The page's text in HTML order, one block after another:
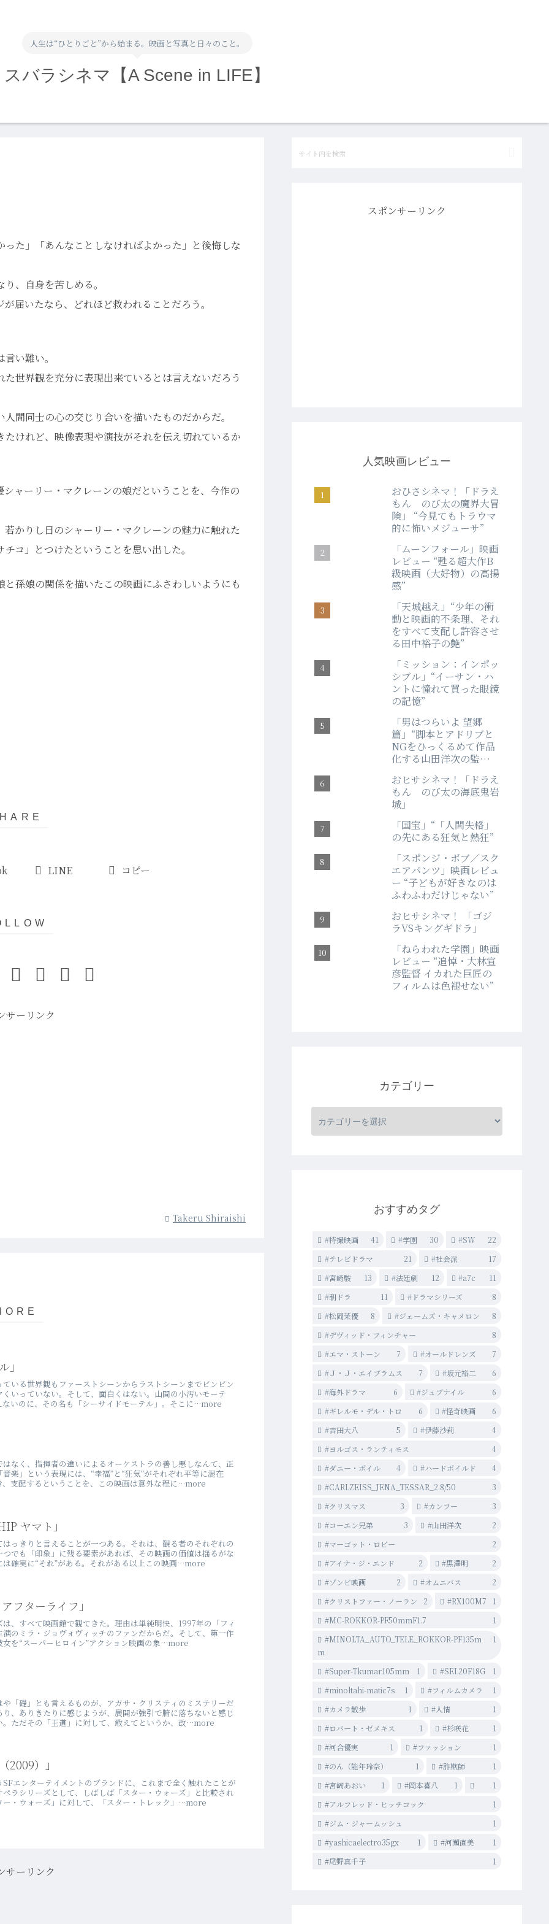
人生は“ひとりごと”から始まる。映画と写真と日々のこと。
スバラシネマ【A Scene in LIFE】
た」「あんなことしなければよかった」と後悔しな
、自身を苦しめる。
届いたなら、どれほど救われることだろう。
い難い。
世界観を充分に表現出来ているとは言えないだろう
間同士の心の交じり合いを描いたものだからだ。
けれど、映像表現や演技がそれを伝え切れているか
ャーリー・マクレーンの娘だということを、今作の
かりし日のシャーリー・マクレーンの魅力に触れた
コ」とつけたということを思い出した。
孫娘の関係を描いたこの映画にふさわしいようにも
LINE コピー
サーリンク
Takeru Shiraishi
」
いる世界観もファーストシーンからラストシーンまでビンビン
いっていない。そして、面白くはない。山間の小汚いモーテ
ないのに、その名も「シーサイドモーテル」。そこに…more
はなく、指揮者の違いによるオーケストラの善し悪しなんて、正
楽」という表現には、“幸福”と“狂気”がそれぞれ平等に混在
、支配するということを、この映画は意外な程に…more
ヤマト」
っきりと言えることが一つある。それは、観る者のそれぞれの
でも「印象」に残る要素があれば、その映画の価値は揺るがな
は確実に“それ”がある。それがある以上この映画…more
フターライフ」
は、すべて映画館で観てきた。理由は単純明快、1997年の「フィ
のミラ・ジョヴォヴィッチのファンだからだ。そして、第一作
女を“スーパーヒロイン”アクション映画の象…more
「礎」とも言えるものが、アガサ・クリスティのミステリーだ
、ありきたりに感じようが、展開が強引で腑に落ちないと感じ
。ただその「王道」に対して、敢えてというか、改…more
2009）」
SFエンターテイメントのブランドに、これまで全く触れたことが
ラシリーズとして、しばしば「スター・ウォーズ」と比較され
ー・ウォーズ」に対して、「スター・トレック」…more
サーリンク
スポンサーリンク
人気映画レビュー
おひさシネマ！「ドラえ
もん のび太の魔界大冒
険」 “今見てもトラウマ
的に怖いメジューサ”
「ムーンフォール」映画
レビュー “甦る超大作B
級映画（大好物）の高揚
感”
「天城越え」“少年の衝
動と映画的不条理、それ
をすべて支配し許容させ
る田中裕子の艶”
「ミッション：インポッ
シブル」“イーサン・ハ
ントに憧れて買った眼鏡
の記憶”
「男はつらいよ 望郷
篇」“脚本とアドリブと
NGをひっくるめて作品
化する山田洋次の監督
おヒサシネマ！「ドラえ
もん のび太の海底鬼岩
城」
「国宝」“「人間失格」
の先にある狂気と熱狂”
「スポンジ・ボブ／スク
エアパンツ」映画レビュ
ー “子どもが好きなのは
ふわふわだけじゃない”
おヒサシネマ！ 「ゴジ
ラVSキングギドラ」
「ねらわれた学園」映画
レビュー “追悼・大林宣
彦監督 イカれた巨匠の
フィルムは色褪せない”
カテゴリー
おすすめタグ
#特撮映画 41 #学園 30 #SW
22
#テレビドラマ
21 #社会派
17
#宮崎駿
13 #法廷劇 12 #a7c
11
#朝ドラ
11 #ドラマシリーズ
8
#松岡茉優
8 #ジェームズ・キャメロン
8
#デヴィッド・フィンチャー
8
#エマ・ストーン
7 #オールドレンズ
7
#Ｊ・Ｊ・エイブラムス
7 #坂元裕二
6
#海外ドラマ
6 #ジュブナイル
6
#ギレルモ・デル・トロ
6 #怪奇映画
6
#吉田大八
5 #伊藤沙莉
4
#ヨルゴス・ランティモス
4
#ダニー・ボイル
4 #ハードボイルド
4
#CARLZEISS_JENA_TESSAR_2.8/50
3
#クリスマス
3 #カンフー
3
#コーエン兄弟
3 #山田洋次
2
#マーゴット・ロビー
2
#アイナ・ジ・エンド
2 #黒澤明
2
#ゾンビ映画
2 #オムニバス
2
#クリストファー・ノーラン
2 #RX100M7
1
#MC-ROKKOR-PF50mmF1.7
1
#MINOLTA_AUTO_TELE_ROKKOR-PF135m
m
1
#Super-Tkumar105mm 1 #SEL20F18G
1
#minoltahi-matic7s
1 #フィルムカメラ
1
#カメラ散歩
1 #人情
1
#ロバート・ゼメキス
1 #杉咲花
1
#河合優実
1 #ファッション
1
#のん（能年玲奈）
1 #詐欺師
1
#宮﨑あおい
1 #岡本喜八 1
1
#アルフレッド・ヒッチコック
1
#ジム・ジャームッシュ
1
#yashicaelectro35gx
1 #河瀨直美
1
#尾野真千子
1